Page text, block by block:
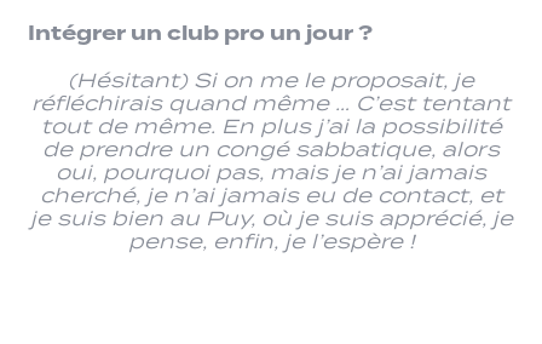
Intégrer un club pro un jour ?
(Hésitant) Si on me le proposait, je
réfléchirais quand même … C’est tentant
tout de même. En plus j’ai la possibilité
de prendre un congé sabbatique, alors
oui, pourquoi pas, mais je n’ai jamais
cherché, je n’ai jamais eu de contact, et
je suis bien au Puy, où je suis apprécié, je
pense, enfin, je l’espère !